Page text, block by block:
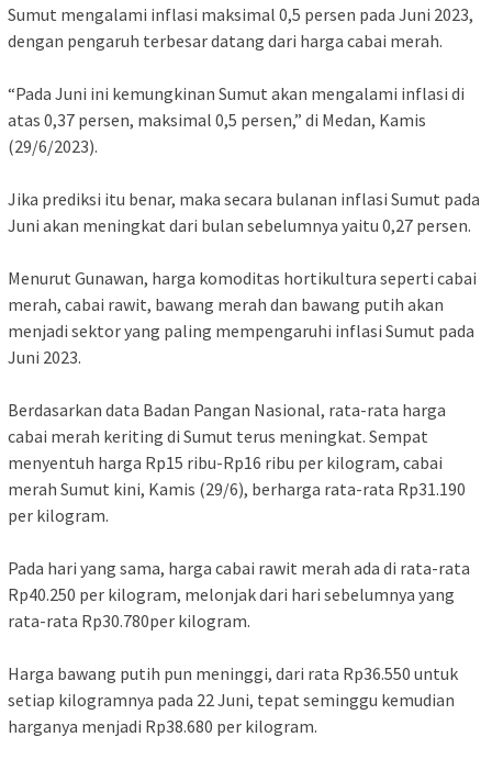
Sumut mengalami inflasi maksimal 0,5 persen pada Juni 2023,
dengan pengaruh terbesar datang dari harga cabai merah.
“Pada Juni ini kemungkinan Sumut akan mengalami inflasi di
atas 0,37 persen, maksimal 0,5 persen,” di Medan, Kamis
(29/6/2023).
Jika prediksi itu benar, maka secara bulanan inflasi Sumut pada
Juni akan meningkat dari bulan sebelumnya yaitu 0,27 persen.
Menurut Gunawan, harga komoditas hortikultura seperti cabai
merah, cabai rawit, bawang merah dan bawang putih akan
menjadi sektor yang paling mempengaruhi inflasi Sumut pada
Juni 2023.
Berdasarkan data Badan Pangan Nasional, rata-rata harga
cabai merah keriting di Sumut terus meningkat. Sempat
menyentuh harga Rp15 ribu-Rp16 ribu per kilogram, cabai
merah Sumut kini, Kamis (29/6), berharga rata-rata Rp31.190
per kilogram.
Pada hari yang sama, harga cabai rawit merah ada di rata-rata
Rp40.250 per kilogram, melonjak dari hari sebelumnya yang
rata-rata Rp30.780per kilogram.
Harga bawang putih pun meninggi, dari rata Rp36.550 untuk
setiap kilogramnya pada 22 Juni, tepat seminggu kemudian
harganya menjadi Rp38.680 per kilogram.